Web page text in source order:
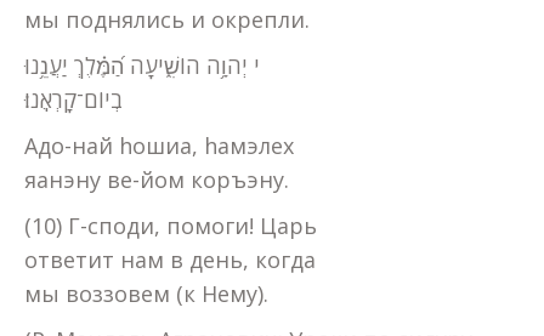
мы поднялись и окрепли.
י יְהוָ֥ה הוֹשִׁ֑יעָה הַ֝מֶּ֗לֶךְ יַעֲנֵ֥נוּ
בְיוֹם־קָרְאֵֽנוּ׃
Адо-най hошиа, hамэлех
яанэну ве-йом коръэну.
(10) Г-споди, помоги! Царь
ответит нам в день, когда
мы воззовем (к Нему).